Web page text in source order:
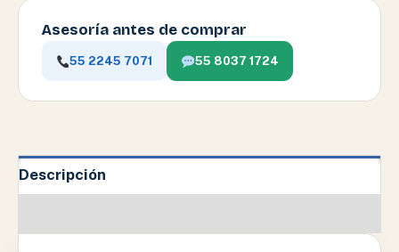
Asesoría antes de comprar
55 2245 7071 55 8037 1724
Descripción